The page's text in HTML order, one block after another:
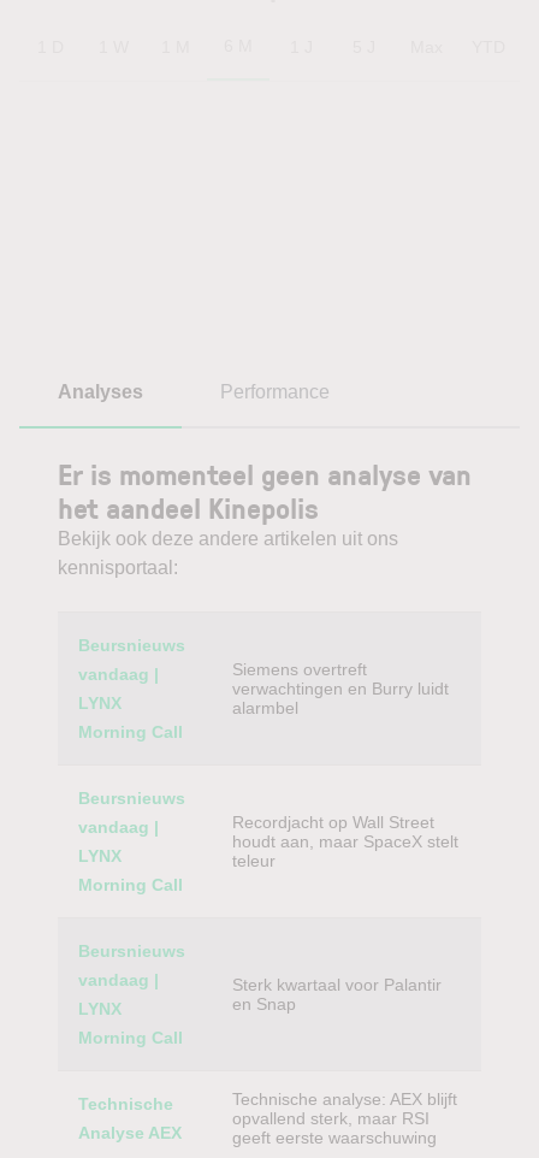
Analyses Performance
Er is momenteel geen analyse van
het aandeel Kinepolis
Bekijk ook deze andere artikelen uit ons
kennisportaal:
Category
Beursnieuws
vandaag |
LYNX
Morning Call
Siemens overtreft
verwachtingen en Burry luidt
alarmbel
Beursnieuws
vandaag |
LYNX
Morning Call
Recordjacht op Wall Street
houdt aan, maar SpaceX stelt
teleur
Beursnieuws
vandaag |
LYNX
Morning Call
Sterk kwartaal voor Palantir
en Snap
Technische
Analyse AEX
Technische analyse: AEX blijft
opvallend sterk, maar RSI
geeft eerste waarschuwing